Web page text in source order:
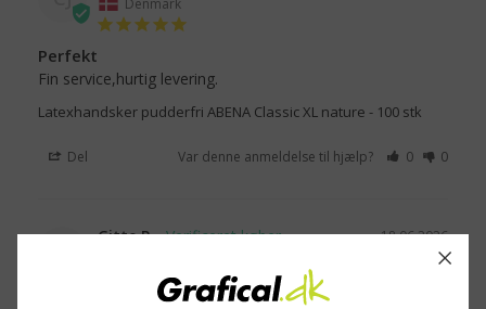
Perfekt
Fin service,hurtig levering.
Latexhandsker pudderfri ABENA Classic XL nature - 100 stk
Del Var denne anmeldelse til hjælp? 0 0
18.06.2026
Gitte P.